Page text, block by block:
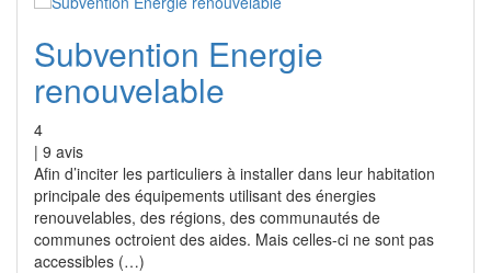
Subvention Energie
renouvelable
4
| 9 avis
Afin d’inciter les particuliers à installer dans leur habitation
principale des équipements utilisant des énergies
renouvelables, des régions, des communautés de
communes octroient des aides. Mais celles-ci ne sont pas
accessibles (…)